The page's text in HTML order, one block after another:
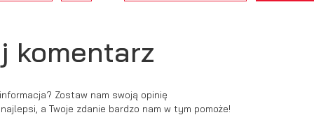
komentarz
Zostaw nam swoją opinię
a Twoje zdanie bardzo nam w tym pomoże!